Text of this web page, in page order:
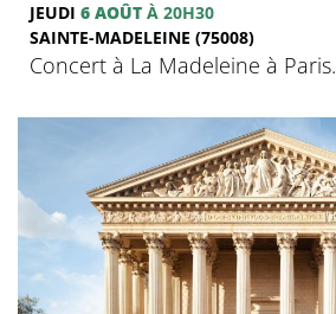
JEUDI 6 AOÛT À 20H30
SAINTE-MADELEINE (75008)
Concert à La Madeleine à Paris.